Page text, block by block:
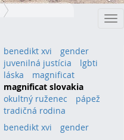
benedikt xvi
gender
juvenilná justícia
lgbti
láska
magnificat
magnificat slovakia
okultný ruženec
pápež
tradičná rodina
benedikt xvi (1)gender